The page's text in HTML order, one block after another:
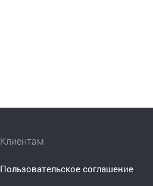
Клиентам
Пользовательское соглашение